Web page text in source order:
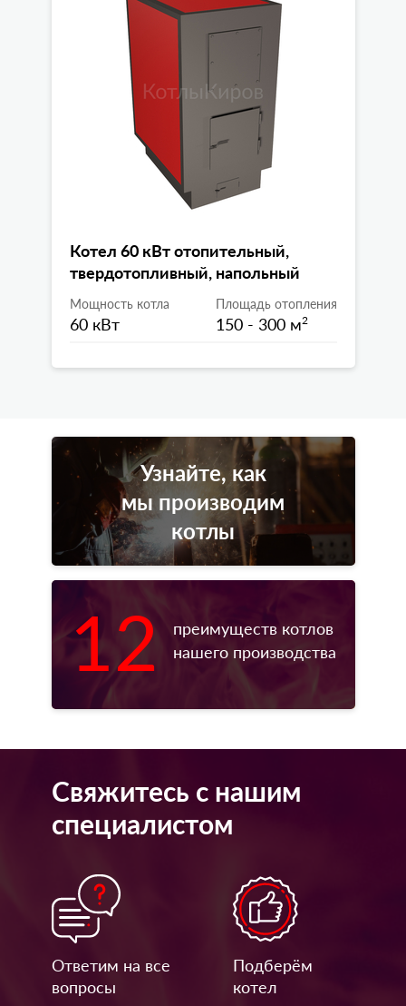
Котел 60 кВт отопительный,
твердотопливный, напольный
Мощность котла
60 кВт
Площадь отопления
150 - 300 м2
Узнайте, как
мы производим
котлы
12
преимуществ котлов
нашего производства
Свяжитесь с нашим
специалистом
Ответим на все
вопросы
Подберём
котел